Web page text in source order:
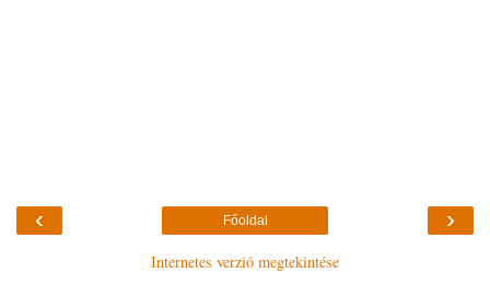
‹ ›
Főoldal
Internetes verzió megtekintése